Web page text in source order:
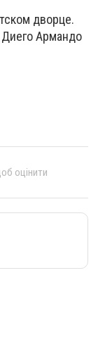
дворце.
Диего Армандо
оцінити